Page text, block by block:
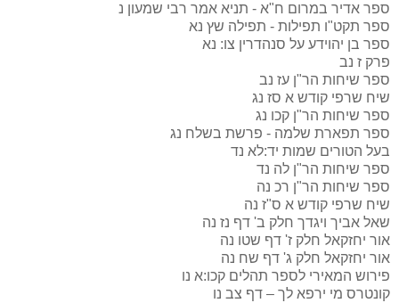
ספר אדיר במרום ח"א - תניא אמר רבי שמעון נ
ספר תקט"ו תפילות - תפילה שץ נא
ספר בן יהוידע על סנהדרין צו: נא
פרק ז נב
ספר שיחות הר"ן עז נב
שיח שרפי קודש א סז נג
ספר שיחות הר"ן קכו נג
ספר תפארת שלמה - פרשת בשלח נג
בעל הטורים שמות יד:לא נד
ספר שיחות הר"ן לה נד
ספר שיחות הר"ן רכ נה
שיח שרפי קודש א ס"ז נה
שאל אביך ויגדך חלק ב' דף נז נה
אור יחזקאל חלק ז' דף שטו נה
אור יחזקאל חלק ג' דף שח נה
פירוש המאירי לספר תהלים קכו:א נו
קונטרס מי ירפא לך – דף צב נו